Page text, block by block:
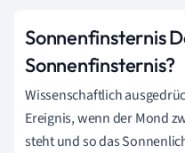
Sonnenfinsternis
Sonnenfinsternis?
Wissenschaftlich
Ereignis, wenn der Mond
steht und so das